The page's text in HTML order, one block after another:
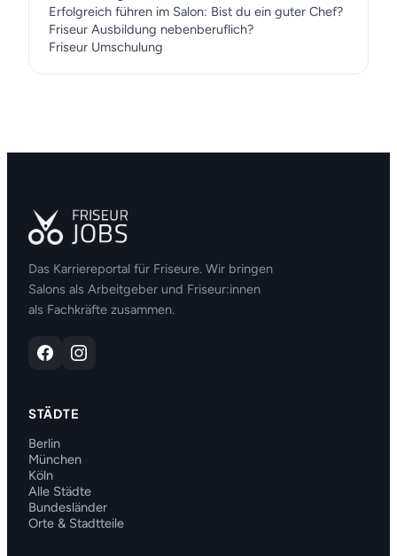
Erfolgreich führen im Salon: Bist du ein guter Chef?
Friseur Ausbildung nebenberuflich?
Friseur Umschulung
Das Karriereportal für Friseure. Wir bringen
Salons als Arbeitgeber und Friseur:innen
als Fachkräfte zusammen.
STÄDTE
Berlin
München
Köln
Alle Städte
Bundesländer
Orte & Stadtteile